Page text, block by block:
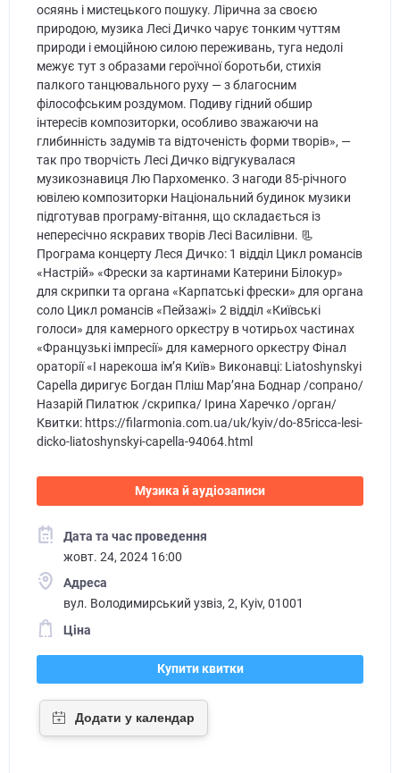
осяянь і мистецького пошуку. Лірична за своєю
природою, музика Лесі Дичко чарує тонким чуттям
природи і емоційною силою переживань, туга недолі
межує тут з образами героїчної боротьби, стихія
палкого танцювального руху — з благосним
філософським роздумом. Подиву гідний обшир
інтересів композиторки, особливо зважаючи на
глибинність задумів та відточеність форми творів», —
так про творчість Лесі Дичко відгукувалася
музикознавиця Лю Пархоменко. З нагоди 85-річного
ювілею композиторки Національний будинок музики
підготував програму-вітання, що складається із
непересічно яскравих творів Лесі Василівни. 📃
Програма концерту Леся Дичко: 1 відділ Цикл романсів
«Настрій» «Фрески за картинами Катерини Білокур»
для скрипки та органа «Карпатські фрески» для органа
соло Цикл романсів «Пейзажі» 2 відділ «Київські
голоси» для камерного оркестру в чотирьох частинах
«Французькі імпресії» для камерного оркестру Фінал
ораторії «І нарекоша ім’я Київ» Виконавці: Liatoshynskyi
Capella диригує Богдан Пліш Мар’яна Боднар /сопрано/
Назарій Пилатюк /скрипка/ Ірина Харечко /орган/
Квитки: https://filarmonia.com.ua/uk/kyiv/do-85ricca-lesi-
dicko-liatoshynskyi-capella-94064.html
Музика й аудіозаписи
Дата та час проведення
жовт. 24, 2024 16:00
Адреса
вул. Володимирський узвіз, 2, Kyiv, 01001
Ціна
Купити квитки